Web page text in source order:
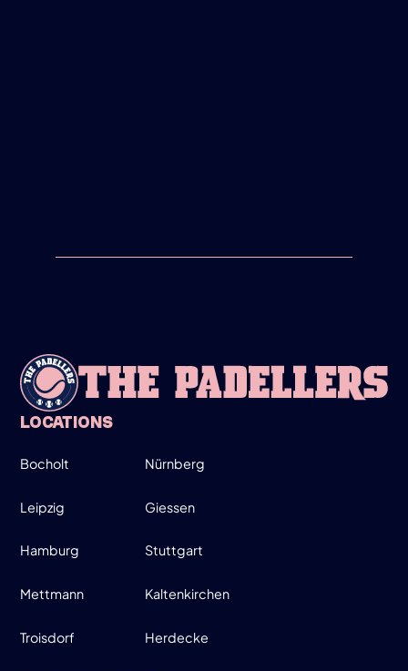
NEU
ROT-WEISS-ESSEN
LOCATIONS
Bocholt Nürnberg
Leipzig Giessen
Hamburg Stuttgart
Mettmann Kaltenkirchen
Troisdorf Herdecke